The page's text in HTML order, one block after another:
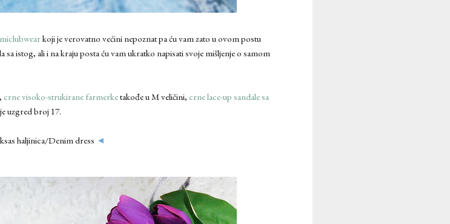
koji je verovatno većini nepoznat pa ću vam zato u ovom postu
istog, ali i na kraju posta ću vam ukratko napisati svoje mišljenje o samom
crne visoko-strukirane farmerketakođe u M veličini, crne lace-up sandale sa
uzgred broj 17.
haljinica/Denim dress ◄